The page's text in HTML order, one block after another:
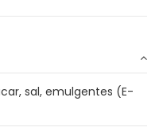
sal, emulgentes (E-